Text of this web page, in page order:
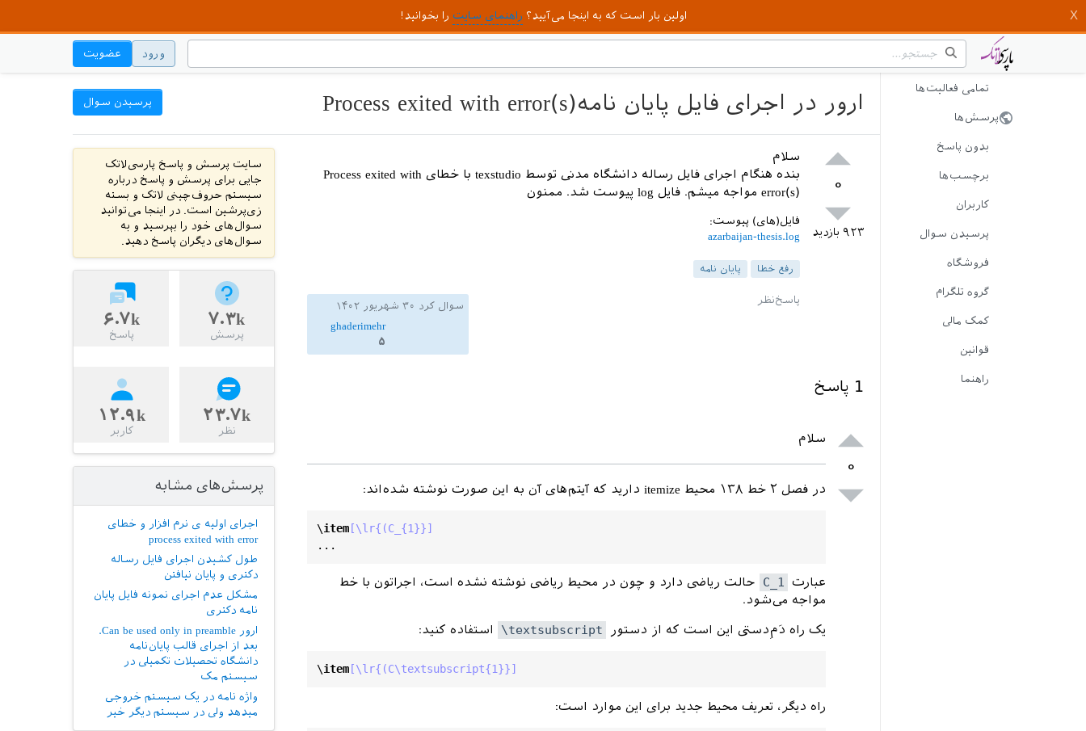
اولین بار است که به اینجا می‌آیید؟ راهنمای سایت را بخوانید!
ورود عضویت
تمامی فعالیت‌ها
پرسش‌ها
بدون پاسخ
برچسب‌ها
کاربران
پرسیدن سوال
فروشگاه
گروه تلگرام
کمک مالی
قوانین
راهنما
ارور در اجرای فایل پایان نامهProcess exited with error(s) پرسیدن سوال
۰
۹۲۳ بازدید
سلام
بنده هنگام اجرای فایل رساله دانشگاه مدنی توسط texstudio با خطای Process exited with
error(s) مواجه میشم. فایل log پیوست شد. ممنون
فایل(های) پیوست:
azarbaijan-thesis.log
رفع خطا پایان نامه
سوال کرد ۳۰ شهریور ۱۴۰۲
ghaderimehr
۵
1 پاسخ
۰
سلام
در فصل ۲ خط ۱۳۸ محیط itemize دارید که آیتم‌های آن به این صورت نوشته شده‌اند:
\item [\lr{(C_{1}}]
عبارت C_1
حالت ریاضی دارد و چون در محیط ریاضی نوشته نشده است، اجراتون با خط
مواجه می‌شود.
یک راه دَم‌ِدستی این است که از دستور \textsubscript استفاده کنید:
\item [\lr{(C\textsubscript{1}}]
راه دیگر، تعریف محیط جدید برای این موارد است:
سایت پرسش و پاسخ پارسی‌لاتک
جایی برای پرسش و پاسخ درباره
سیستم حروف‌چینی لاتک و بسته
زی‌پرشین است. در اینجا می‌توانید
سوال‌های خود را بپرسید و به
سوال‌های دیگران پاسخ دهید.
۷.۳k
پرسش
۶.۷k
پاسخ
۲۳.۷k
نظر
۱۲.۹k
کاربر
پرسش‌های مشابه
اجرای اولیه ی نرم افزار و خطای
process exited with error
طول کشیدن اجرای فایل رساله
دکتری و پایان نیافتن
مشکل عدم اجرای نمونه فایل پایان
نامه دکتری
ارور Can be used only in preamble.
بعد از اجرای قالب پایان‌نامه
دانشگاه تحصیلات تکمیلی در
سیستم مک
واژه نامه در یک سیستم خروجی
میدهد ولی در سیستم دیگر خیر